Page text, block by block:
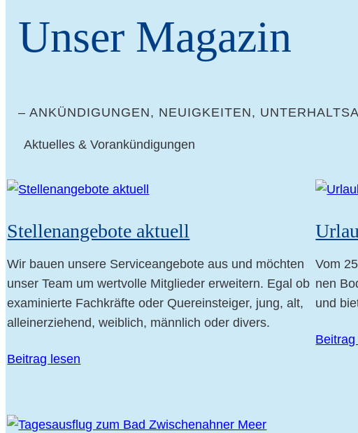
Unser Maga­zin
– ANKÜN­DI­GUN­GEN, NEU­IG­KEI­TEN,
Aktu­el­les & Vorankündigungen
Stel­len­an­ge­bo­te aktuell
Wir bau­en unse­re Ser­vice­an­ge­bo­te aus und möch­ten
unser Team um wert­vol­le Mit­glie­der erwei­tern. Egal ob
exami­nier­te Fach­kräf­te oder Quer­ein­stei­ger, jung, alt,
allein­er­zie­hend, weib­lich, männ­lich oder divers.
Bei­trag lesen
Vom
nen
und